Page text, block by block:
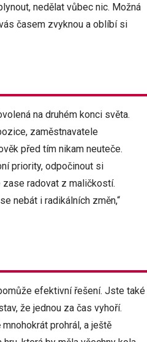
nedělat vůbec nic. Možná
časem zvyknou a oblíbí si
na druhém konci světa.
zaměstnavatele
před tím nikam neuteče.
priority, odpočinout si
radovat z maličkostí.
nebát i radikálních změn,“
efektivní řešení. Jste také
že jednou za čas vyhoří.
prohrál, a ještě